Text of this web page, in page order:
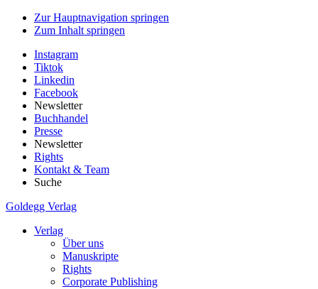
Zur Hauptnavigation springen
Zum Inhalt springen
Instagram
Tiktok
Linkedin
Facebook
Newsletter
Buchhandel
Presse
Newsletter
Rights
Kontakt & Team
Suche
Goldegg Verlag
Verlag
Über uns
Manuskripte
Rights
Corporate Publishing